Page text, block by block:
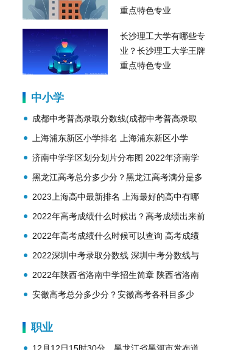
重点特色专业
长沙理工大学有哪些专
业？长沙理工大学王牌
重点特色专业
中小学
成都中考普高录取分数线(成都中考普高录取
分数线2020)
上海浦东新区小学排名 上海浦东新区小学
2023最新排名
济南中学学区划分划片分布图 2022年济南学
区划分划片公布
黑龙江高考总分多少分？黑龙江高考满分是多
少分？
2023上海高中最新排名 上海最好的高中有哪
些？
2022年高考成绩什么时候出？高考成绩出来前
干什么？
2022年高考成绩什么时候可以查询 高考成绩
在哪里查询
2022深圳中考录取分数线 深圳中考分数线与
录取线2023
2022年陕西省洛南中学招生简章 陕西省洛南
中学简介
安徽高考总分多少分？安徽高考各科目多少
职业